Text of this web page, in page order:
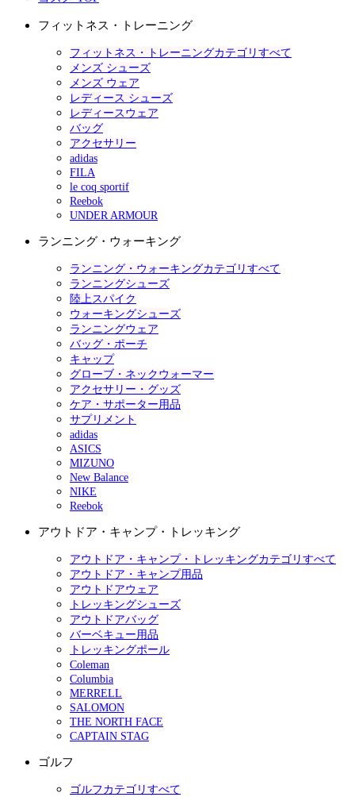
フィットネス・トレーニング
フィットネス・トレーニングカテゴリすべて
メンズ シューズ
メンズ ウェア
レディース シューズ
レディースウェア
バッグ
アクセサリー
adidas
FILA
le coq sportif
Reebok
UNDER ARMOUR
ランニング・ウォーキング
ランニング・ウォーキングカテゴリすべて
ランニングシューズ
陸上スパイク
ウォーキングシューズ
ランニングウェア
バッグ・ポーチ
キャップ
グローブ・ネックウォーマー
アクセサリー・グッズ
ケア・サポーター用品
サプリメント
adidas
ASICS
MIZUNO
New Balance
NIKE
Reebok
アウトドア・キャンプ・トレッキング
アウトドア・キャンプ・トレッキングカテゴリすべて
アウトドア・キャンプ用品
アウトドアウェア
トレッキングシューズ
アウトドアバッグ
バーベキュー用品
トレッキングポール
Coleman
Columbia
MERRELL
SALOMON
THE NORTH FACE
CAPTAIN STAG
ゴルフ
ゴルフカテゴリすべて